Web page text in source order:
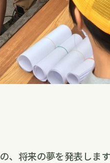
、将来の夢を発表しま